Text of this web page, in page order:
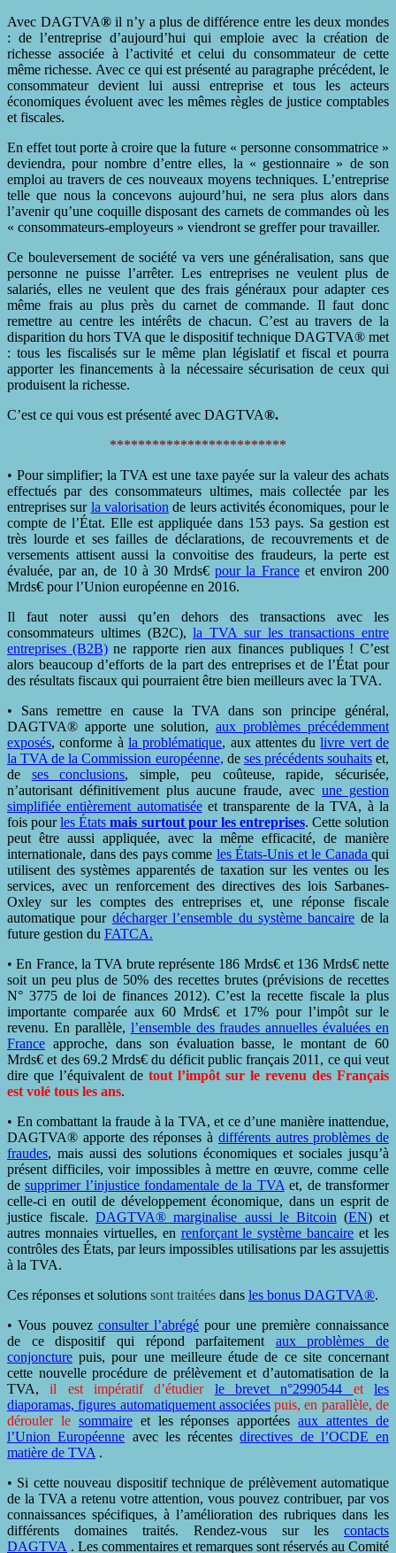
Avec DAGTVA®il n’y a plus de différence entre les deux mondes
: de l’entreprise d’aujourd’hui qui emploie avec la création de
richesse associée à l’activité et celui du consommateur de cette
même richesse. Avec ce qui est présenté au paragraphe précédent, le
consommateur devient lui aussi entreprise et tous les acteurs
économiques évoluent avec les mêmes règles de justice comptables
et fiscales.
En effet tout porte à croire que la future « personne consommatrice »
deviendra, pour nombre d’entre elles, la « gestionnaire » de son
emploi au travers de ces nouveaux moyens techniques. L’entreprise
telle que nous la concevons aujourd’hui, ne sera plus alors dans
l’avenir qu’une coquille disposant des carnets de commandes où les
« consommateurs-employeurs » viendront se greffer pour travailler.
Ce bouleversement de société va vers une généralisation, sans que
personne ne puisse l’arrêter. Les entreprises ne veulent plus de
salariés, elles ne veulent que des frais généraux pour adapter ces
même frais au plus près du carnet de commande. Il faut donc
remettre au centre les intérêts de chacun. C’est au travers de la
disparition du hors TVA que le dispositif technique DAGTVA® met
: tous les fiscalisés sur le même plan législatif et fiscal et pourra
apporter les financements à la nécessaire sécurisation de ceux qui
produisent la richesse.
C’est ce qui vous est présenté avec DAGTVA®.
*************************
• Pour simplifier; la TVA est une taxe payée sur la valeur des achats
effectués par des consommateurs ultimes, mais collectée par les
entreprises sur la valorisation de leurs activités économiques, pour le
compte de l’État. Elle est appliquée dans 153 pays. Sa gestion est
très lourde et ses failles de déclarations, de recouvrements et de
versements attisent aussi la convoitise des fraudeurs, la perte est
évaluée, par an, de 10 à 30 Mrds€pour la Franceet environ 200
Mrds€ pour l’Union européenne en 2016.
Il faut noter aussi qu’en dehors des transactions avec les
consommateurs ultimes (B2C),la TVA sur les transactions entre
entreprises (B2B)ne rapporte rien aux finances publiques ! C’est
alors beaucoup d’efforts de la part des entreprises et de l’État pour
des résultats fiscaux qui pourraient être bien meilleurs avec la TVA.
• Sans remettre en cause la TVA dans son principe général,
DAGTVA® apporte une solution, aux problèmes précédemment
exposés, conforme à la problématique, aux attentes dulivre vert de
la TVA de la Commission européenne, de ses précédents souhaitset,
de ses conclusions, simple, peu coûteuse, rapide, sécurisée,
n’autorisant définitivement plus aucune fraude, avec une gestion
simplifiée entièrement automatiséeet transparente de la TVA, à la
fois pourles Étatsmais surtout pour les entreprises. Cette solution
peut être aussi appliquée, avec la même efficacité, de manière
internationale, dans des pays comme les États-Unis et le Canada qui
utilisent des systèmes apparentés de taxation sur les ventes ou les
services, avec un renforcement des directives des lois Sarbanes-
Oxley sur les comptes des entreprises et, une réponse fiscale
automatique pour décharger l’ensemble du système bancaire de la
future gestion du FATCA.
• En France, la TVA brute représente 186 Mrds€ et 136 Mrds€ nette
soit un peu plus de 50% des recettes brutes (prévisions de recettes
N° 3775 de loi de finances 2012). C’est la recette fiscale la plus
importante comparée aux 60 Mrds€ et 17% pour l’impôt sur le
revenu. En parallèle, l’ensemble des fraudes annuelles évaluées en
France approche, dans son évaluation basse, le montant de 60
Mrds€ et des 69.2 Mrds€ du déficit public français 2011, ce qui veut
dire que l’équivalent de tout l’impôt sur le revenu des Français
est volé tous les ans.
• En combattant la fraude à la TVA, et ce d’une manière inattendue,
DAGTVA® apporte des réponses à différents autres problèmes de
fraudes, mais aussi des solutions économiques et sociales jusqu’à
présent difficiles, voir impossibles à mettre en œuvre, comme celle
desupprimer l’injustice fondamentale de la TVA et, de transformer
celle-ci en outil de développement économique, dans un esprit de
justice fiscale.DAGTVA® marginalise aussi le Bitcoin (EN) et
autres monnaies virtuelles, en renforçant le système bancaire et les
contrôles des États, par leurs impossibles utilisations par les assujettis
à la TVA.
Ces réponses et solutions sont traitées dans les bonus DAGTVA®.
• Vous pouvez consulter l’abrégé pour une première connaissance
de ce dispositif qui répond parfaitement aux problèmes de
conjoncture puis, pour une meilleure étude de ce site concernant
cette nouvelle procédure de prélèvement et d’automatisation de la
TVA,il est impératif d’étudier le brevet n°2990544 et
les
diaporamas, figures automatiquement associées puis, en parallèle, de
dérouler le sommaireet les réponses apportéesaux attentes de
l’Union Européenne avec les récentesdirectives de l’OCDE en
matière de TVA .
• Si cette nouveau dispositif technique de prélèvement automatique
de la TVA a retenu votre attention, vous pouvez contribuer, par vos
connaissances spécifiques, à l’amélioration des rubriques dans les
différents domaines traités. Rendez-vous sur les contacts
DAGTVA . Les commentaires et remarques sont réservés au Comité